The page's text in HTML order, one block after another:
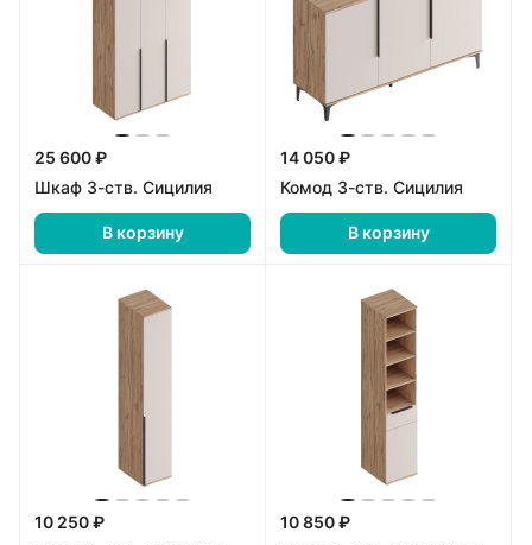
25 600 ₽
Шкаф 3-ств. Сицилия
В корзину
14 050 ₽
Комод 3-ств. Сицилия
В корзину
10 250 ₽
10 850 ₽